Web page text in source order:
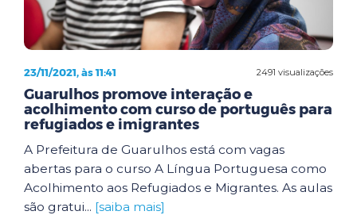
2491 visualizações
23/11/2021, às 11:41
Guarulhos promove interação e
acolhimento com curso de português para
refugiados e imigrantes
A Prefeitura de Guarulhos está com vagas
abertas para o curso A Língua Portuguesa como
Acolhimento aos Refugiados e Migrantes. As aulas
são gratui... [saiba mais]